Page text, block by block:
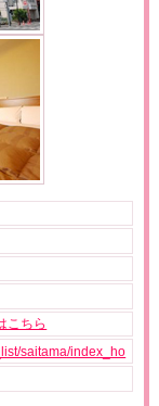
こちら
saitama/index_ho